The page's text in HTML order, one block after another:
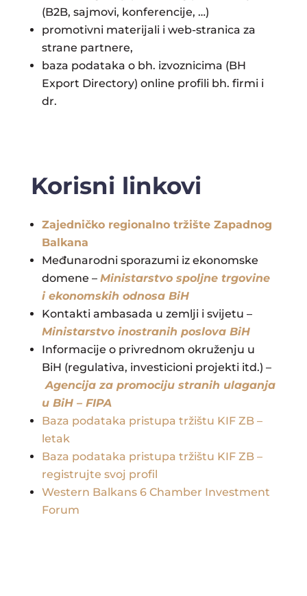
(B2B, sajmovi, konferencije, …)
promotivni materijali i web-stranica za
strane partnere,
baza podataka o bh. izvoznicima (BH
Export Directory) online profili bh. firmi i
dr.
Korisni linkovi
Zajedničko regionalno tržište Zapadnog
Balkana
Međunarodni sporazumi iz ekonomske
domene – Ministarstvo spoljne trgovine
i ekonomskih odnosa BiH
Kontakti ambasada u zemlji i svijetu –
Ministarstvo inostranih poslova BiH
Informacije o privrednom okruženju u
BiH (regulativa, investicioni projekti itd.) –
Agencija za promociju stranih ulaganja
u BiH – FIPA
Baza podataka pristupa tržištu KIF ZB –
letak
Baza podataka pristupa tržištu KIF ZB –
registrujte svoj profil
Western Balkans 6 Chamber Investment
Forum